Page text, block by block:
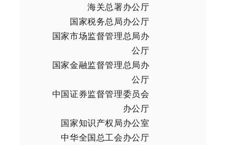
海关总署办公厅
国家税务总局办公厅
国家市场监督管理总局办
公厅
国家金融监督管理总局办
公厅
中国证券监督管理委员会
办公厅
国家知识产权局办公室
中华全国总工会办公厅